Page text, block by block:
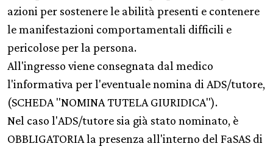
azioni per sostenere le abilità presenti e contenere
le manifestazioni comportamentali difficili e
pericolose per la persona.
All'ingresso viene consegnata dal medico
l'informativa per l'eventuale nomina di ADS/tutore,
(SCHEDA "NOMINA TUTELA GIURIDICA").
Nel caso l'ADS/tutore sia già stato nominato, è
OBBLIGATORIA la presenza all'interno del FaSAS di